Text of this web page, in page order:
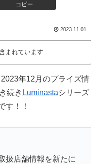
コピー
2023.11.01
まれています
年12月のプライズ情
続き Luminastaシリーズ
す！！
扱店舗情報を新たに